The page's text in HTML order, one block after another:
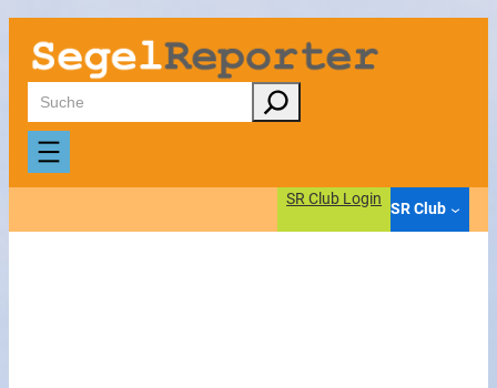
Zum
Inhalt
springen
Suchen
SR Club Login
SR Club